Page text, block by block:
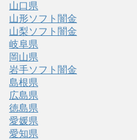
山口県
山形ソフト闇金
山梨ソフト闇金
岐阜県
岡山県
岩手ソフト闇金
島根県
広島県
徳島県
愛媛県
愛知県